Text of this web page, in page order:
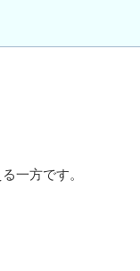
一方です。